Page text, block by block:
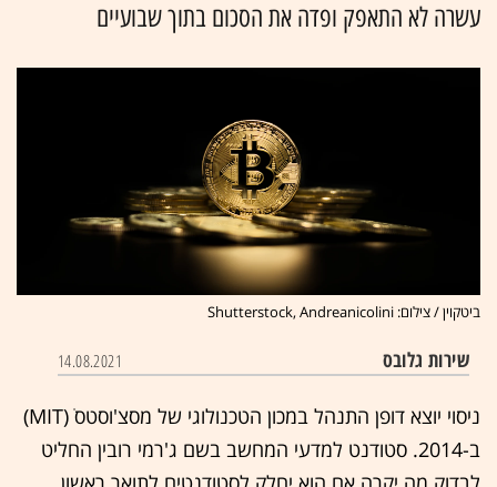
עשרה לא התאפק ופדה את הסכום בתוך שבועיים
ביטקוין / צילום: Shutterstock, Andreanicolini
שירות גלובס 14.08.2021
ניסוי יוצא דופן התנהל במכון הטכנולוגי של מסצ'וסטס ׁ(MIT)
ב-2014. סטודנט למדעי המחשב בשם ג'רמי רובין החליט